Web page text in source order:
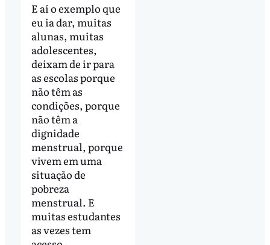
E aí o exemplo que
eu ia dar, muitas
alunas, muitas
adolescentes,
deixam de ir para
as escolas porque
não têm as
condições, porque
não têm a
dignidade
menstrual, porque
vivem em uma
situação de
pobreza
menstrual. E
muitas estudantes
as vezes tem